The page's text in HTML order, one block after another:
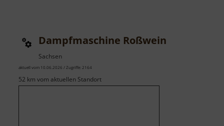
Dampfmaschine Roßwein
Sachsen
aktuell vom 10.06.2026 / Zugriffe: 2164
52 km vom aktuellen Standort